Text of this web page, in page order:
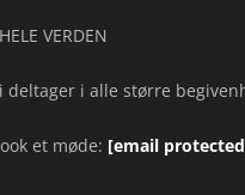
VERDEN
deltager i alle større
et møde: [email